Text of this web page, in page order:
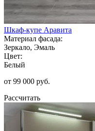
Шкаф-купе Аравита
Материал фасада:
Зеркало, Эмаль
Цвет:
Белый
от 99 000 руб.
Рассчитать